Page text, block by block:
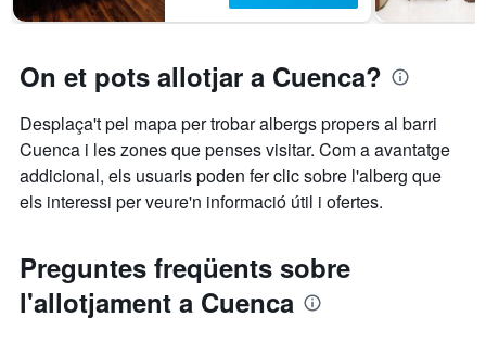
On et pots allotjar a Cuenca?
Desplaça't pel mapa per trobar albergs propers al barri
Cuenca i les zones que penses visitar. Com a avantatge
addicional, els usuaris poden fer clic sobre l'alberg que
els interessi per veure'n informació útil i ofertes.
Preguntes freqüents sobre
l'allotjament a Cuenca